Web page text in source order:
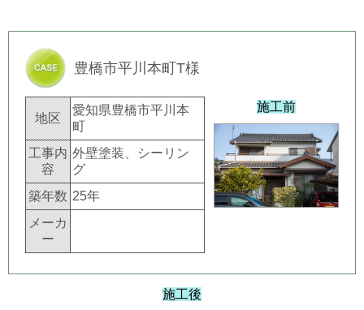
豊橋市平川本町T様
施工前
地区
愛知県豊橋市平川本
町
工事内
容
外壁塗装、シーリン
グ
築年数 25年
メーカ
ー
施工後